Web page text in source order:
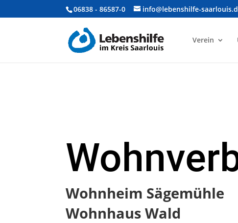
06838 - 86587-0 info@lebenshilfe-
Verein
Wohn­heim Säge­mühle
Wohn­haus Wald